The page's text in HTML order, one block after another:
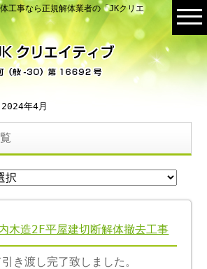
事なら正規解体業者の「JKクリエ
年4月
木造2F平屋建切断解体撤去工事
き渡し完了致しました。